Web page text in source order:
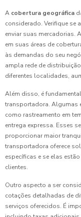
A cobertura geográfica
considerado. Verifique se
enviar suas mercadorias.
em suas áreas de
às demandas do seu
ampla rede de
diferentes localidades,
Além disso, é
transportadora. Algumas
como rastreamento em
entrega expressa. Esses
proporcionar maior
transportadora oferece
específicas e se elas
clientes.
Outro aspecto a ser
cotações detalhadas de
serviços oferecidos. É